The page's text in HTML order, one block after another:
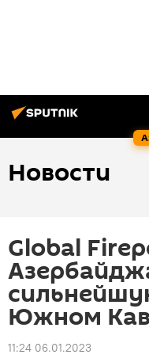
Новости
Global
Южном
11:24 06.01.2023